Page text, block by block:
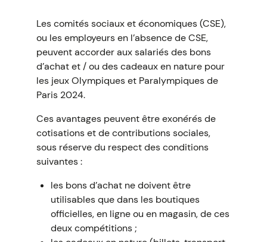
Les comités sociaux et économiques (CSE),
ou les employeurs en l’absence de CSE,
peuvent accorder aux salariés des bons
d’achat et / ou des cadeaux en nature pour
les jeux Olympiques et Paralympiques de
Paris 2024.
Ces avantages peuvent être exonérés de
cotisations et de contributions sociales,
sous réserve du respect des conditions
suivantes :
les bons d’achat ne doivent être
utilisables que dans les boutiques
officielles, en ligne ou en magasin, de ces
deux compétitions ;